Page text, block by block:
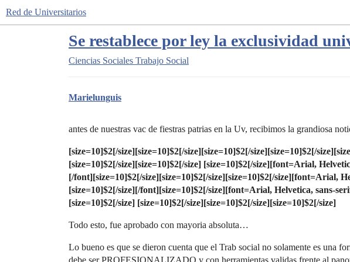
Red de Universitarios
Se restablece por ley la exclusividad
Ciencias Sociales Trabajo Social
Marielunguis
antes de nuestras vac de fiestras patrias en la Uv, recibimos la grandiosa
[size=10]$2[/size][size=10]$2[/size][size=10]$2[/size][size=10]$2[/size]
[size=10]$2[/size][size=10]$2[/size] [size=10]$2[/size][font=Arial,
[/font][size=10]$2[/size][size=10]$2[/size][size=10]$2[/size][font=Arial,
[size=10]$2[/size][/font][size=10]$2[/size][font=Arial, Helvetica, sans-
[size=10]$2[/size] [size=10]$2[/size][size=10]$2[/size][size=10]$2[/size]
Todo esto, fue aprobado con mayoria absoluta…
Lo bueno es que se dieron cuenta que el Trab social no solamente es una
debe ser PROFESIONALIZADO y con herramientas validas frente al